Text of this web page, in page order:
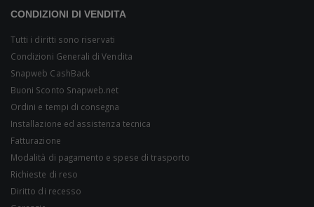
CONDIZIONI DI VENDITA
Tutti i diritti sono riservati
Condizioni Generali di Vendita
Snapweb CashBack
Buoni Sconto Snapweb.net
Ordini e tempi di consegna
Installazione ed assistenza tecnica
Fatturazione
Modalità di pagamento e spese di trasporto
Richieste di reso
Diritto di recesso